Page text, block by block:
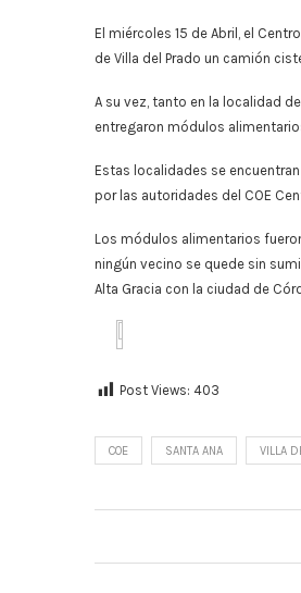
El miércoles 15 de Abril, el
de Villa del Prado un camión
A su vez, tanto en la localidad
entregaron módulos
Estas localidades se
por las autoridades del COE
Los módulos alimentarios
ningún vecino se quede sin
Alta Gracia con la ciudad de
Post Views: 403
COE SANTA ANA VILLA